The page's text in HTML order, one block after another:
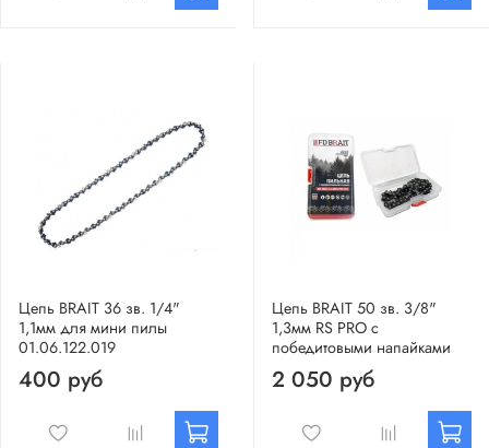
Цепь BRAIT 36 зв. 1/4"
1,1мм для мини пилы
01.06.122.019
400 руб
Цепь BRAIT 50 зв. 3/8"
1,3мм RS PRO с
победитовыми напайками
2 050 руб